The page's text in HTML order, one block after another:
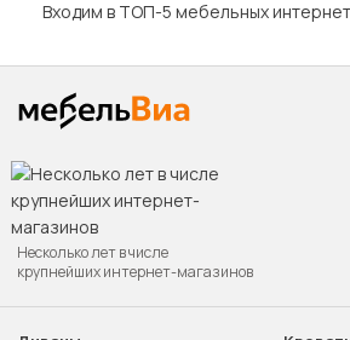
Входим в ТОП-5 мебельных
Несколько лет в числе
крупнейших интернет-магазинов